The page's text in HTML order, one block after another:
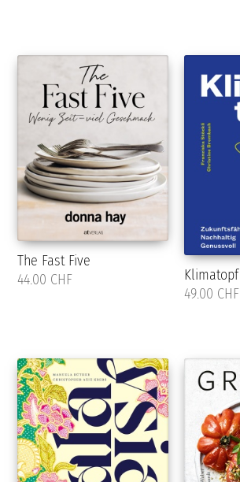
The Fast Five
44.00 CHF
Klimatopf
49.00 CHF